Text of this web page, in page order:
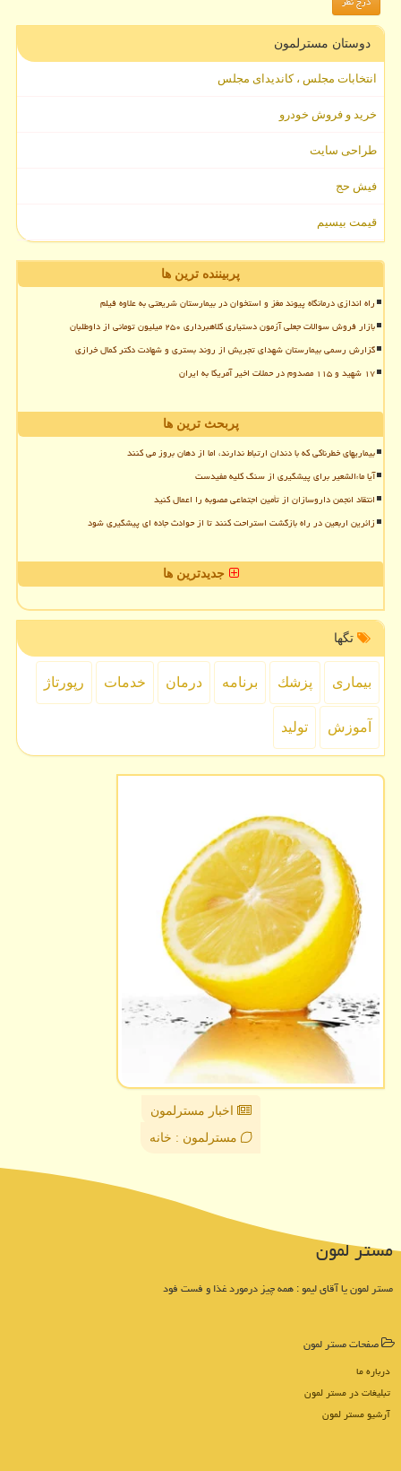
دوستان مسترلمون
انتخابات مجلس ، کاندیدای مجلس
خرید و فروش خودرو
طراحی سایت
فیش حج
قیمت بیسیم
پربیننده ترین ها
راه اندازی درمانگاه پیوند مغز و استخوان در بیمارستان شریعتی به علاوه فیلم
بازار فروش سوالات جعلی آزمون دستیاری کلاهبرداری ۲۵۰ میلیون تومانی از داوطلبان
گزارش رسمی بیمارستان شهدای تجریش از روند بستری و شهادت دکتر کمال خرازی
۱۷ شهید و ۱۱۵ مصدوم در حملات اخیر آمریکا به ایران
پربحث ترین ها
بیماریهای خطرناکی که با دندان ارتباط ندارند، اما از دهان بروز می کنند
آیا ماءالشعیر برای پیشگیری از سنگ کلیه مفیدست
انتقاد انجمن داروسازان از تأمین اجتماعی مصوبه را اعمال کنید
زائرین اربعین در راه بازگشت استراحت کنند تا از حوادث جاده ای پیشگیری شود
جدیدترین ها
تگها
بیماری پزشك برنامه درمان خدمات رپورتاژ
آموزش تولید
اخبار مسترلمون
مسترلمون : خانه
مستر لمون
مستر لمون یا آقای لیمو : همه چیز درمورد غذا و فست فود
صفحات مستر لمون
درباره ما
تبلیغات در مستر لمون
آرشیو مستر لمون